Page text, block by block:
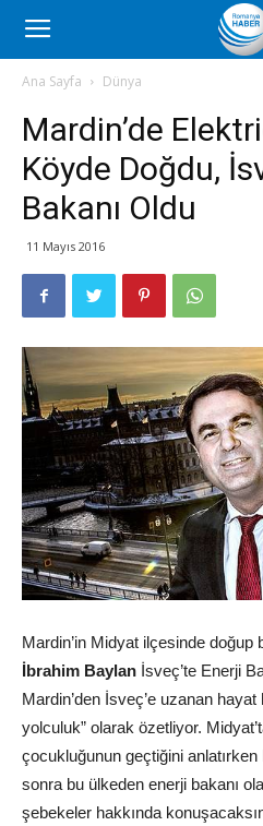
Romanya
Haber
Ana Sayfa Dünya
Mardin’de
Köyde Doğdu,
Bakanı Oldu
11 Mayıs 2016
Mardin’in Midyat ilçesinde doğup
İbrahim Baylan İsveç’te Enerji
Mardin’den İsveç’e uzanan
yolculuk” olarak özetliyor.
çocukluğunun geçtiğini anlatırken
sonra bu ülkeden enerji bakanı
şebekeler hakkında